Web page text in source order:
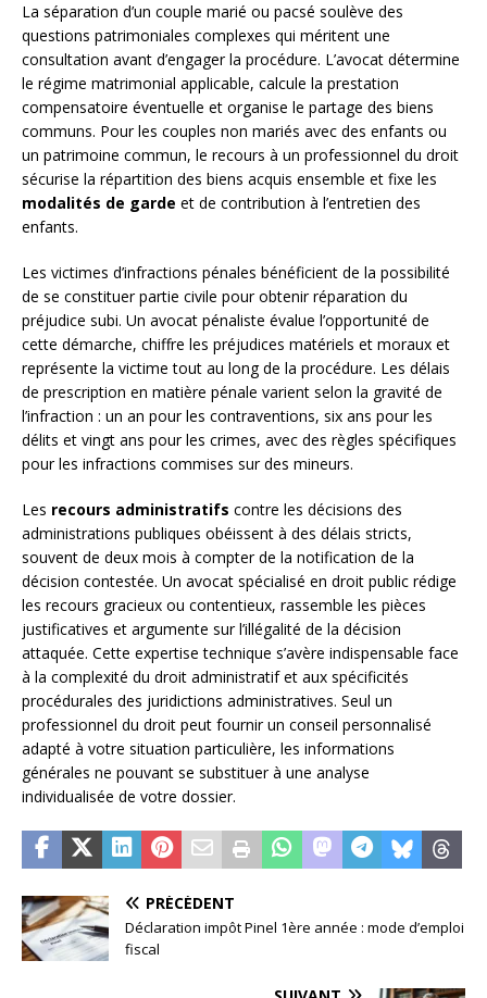
La séparation d’un couple marié ou pacsé soulève des
questions patrimoniales complexes qui méritent une
consultation avant d’engager la procédure. L’avocat détermine
le régime matrimonial applicable, calcule la prestation
compensatoire éventuelle et organise le partage des biens
communs. Pour les couples non mariés avec des enfants ou
un patrimoine commun, le recours à un professionnel du droit
sécurise la répartition des biens acquis ensemble et fixe les
modalités de garde et de contribution à l’entretien des
enfants.
Les victimes d’infractions pénales bénéficient de la possibilité
de se constituer partie civile pour obtenir réparation du
préjudice subi. Un avocat pénaliste évalue l’opportunité de
cette démarche, chiffre les préjudices matériels et moraux et
représente la victime tout au long de la procédure. Les délais
de prescription en matière pénale varient selon la gravité de
l’infraction : un an pour les contraventions, six ans pour les
délits et vingt ans pour les crimes, avec des règles spécifiques
pour les infractions commises sur des mineurs.
Les recours administratifs contre les décisions des
administrations publiques obéissent à des délais stricts,
souvent de deux mois à compter de la notification de la
décision contestée. Un avocat spécialisé en droit public rédige
les recours gracieux ou contentieux, rassemble les pièces
justificatives et argumente sur l’illégalité de la décision
attaquée. Cette expertise technique s’avère indispensable face
à la complexité du droit administratif et aux spécificités
procédurales des juridictions administratives. Seul un
professionnel du droit peut fournir un conseil personnalisé
adapté à votre situation particulière, les informations
générales ne pouvant se substituer à une analyse
individualisée de votre dossier.
PRÉCÉDENT
Déclaration impôt Pinel 1ère année : mode d’emploi
fiscal